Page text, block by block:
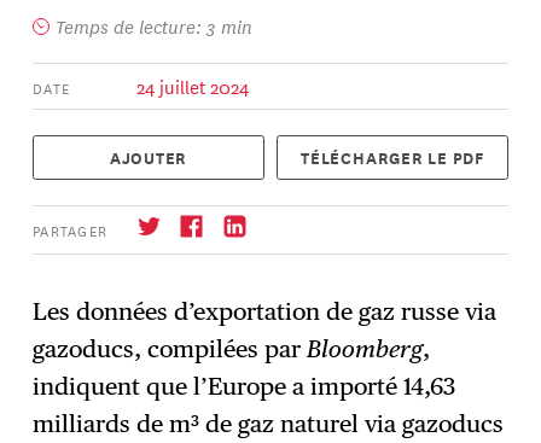
Temps de lecture: 3 min
DATE 24 juillet 2024
AJOUTER TÉLÉCHARGER LE PDF
PARTAGER
→ S'abonner
Les données d’exportation de gaz russe via
gazoducs, compilées par Bloomberg,
indiquent que l’Europe a importé 14,63
milliards de m³ de gaz naturel via gazoducs